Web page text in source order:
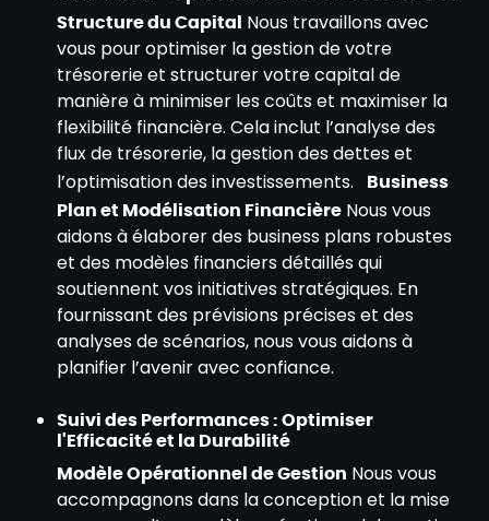
Structure du Capital Nous travaillons avec
vous pour optimiser la gestion de votre
trésorerie et structurer votre capital de
manière à minimiser les coûts et maximiser la
flexibilité financière. Cela inclut l’analyse des
flux de trésorerie, la gestion des dettes et
l’optimisation des investissements.
Business
Plan et Modélisation Financière Nous vous
aidons à élaborer des business plans robustes
et des modèles financiers détaillés qui
soutiennent vos initiatives stratégiques. En
fournissant des prévisions précises et des
analyses de scénarios, nous vous aidons à
planifier l’avenir avec confiance.
Suivi des Performances : Optimiser
l'Efficacité et la Durabilité
Modèle Opérationnel de Gestion Nous vous
accompagnons dans la conception et la mise